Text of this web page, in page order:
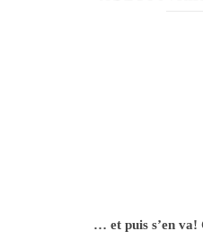
… et puis s’en va!